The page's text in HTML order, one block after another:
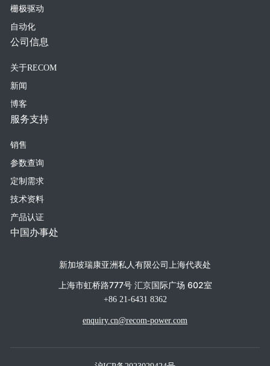
栅极驱动
自动化
公司信息
关于RECOM
新闻
博客
服务支持
销售
参数查询
定制需求
技术资料
产品认证
中国办事处
新加坡瑞康亚洲私人有限公司上海代表处
上海市虹桥路777号 汇京国际广场 602室
+86 21-6431 8362
enquiry.cn@recom-power.com